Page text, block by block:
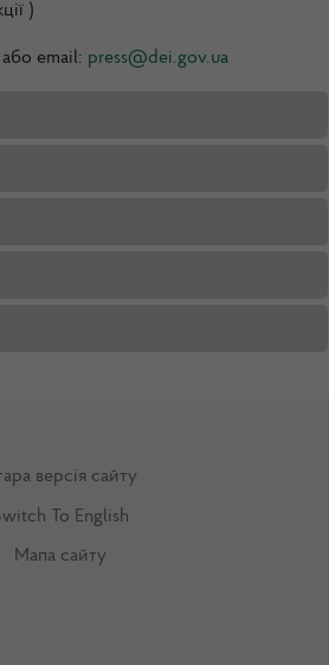
)
email: press@dei.gov.ua
версія сайту
To English
Мапа сайту